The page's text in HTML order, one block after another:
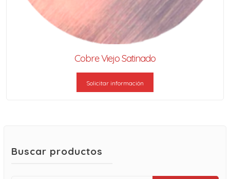
Cobre Viejo Satinado
Solicitar información
Buscar productos